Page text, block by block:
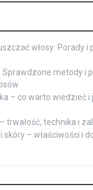
włosy: Porady i
Sprawdzone metody i
– co warto wiedzieć i
trwałość, technika i
skóry – właściwości i